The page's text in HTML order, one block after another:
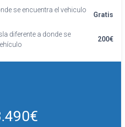
se encuentra el vehiculo
Gratis
diferente a donde se
200€